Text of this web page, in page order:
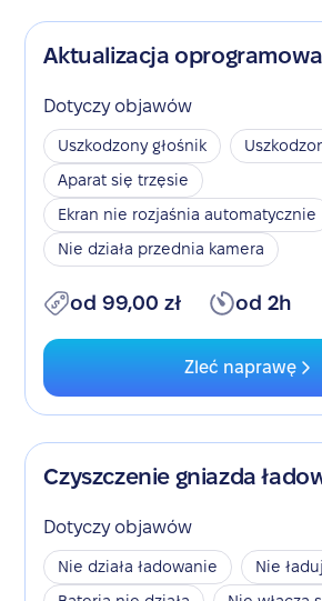
Aktualizacja
Dotyczy objawów
Uszkodzony głośnik
Aparat się trzęsie
Ekran nie rozjaśnia automatycznie
Nie działa przednia kamera
od 99,00 zł od 2h
Zleć naprawę
Czyszczenie gniazda
Dotyczy objawów
Nie działa ładowanie
Nie